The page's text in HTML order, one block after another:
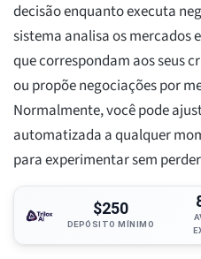
decisão enquanto executa
sistema analisa os mercados
que correspondam aos seus
ou propõe negociações por
Normalmente, você pode
automatizada a qualquer
para experimentar sem
$250
DEPÓSITO MÍNIMO